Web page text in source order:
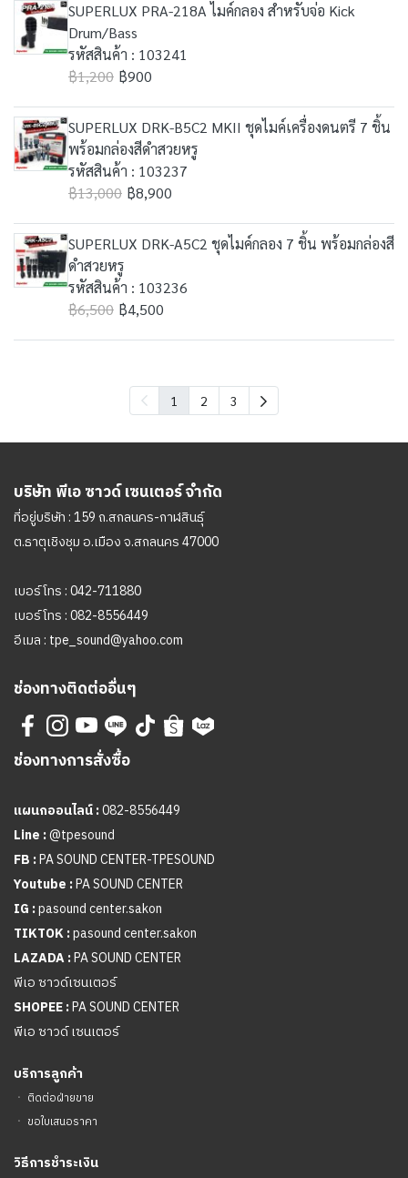
SUPERLUX PRA-218A ไมค์กลอง สำหรับจ่อ Kick
Drum/Bass
รหัสสินค้า : 103241
฿1,200 ฿900
SUPERLUX DRK-B5C2 MKII ชุดไมค์เครื่องดนตรี 7 ชิ้น
พร้อมกล่องสีดำสวยหรู
รหัสสินค้า : 103237
฿13,000 ฿8,900
SUPERLUX DRK-A5C2 ชุดไมค์กลอง 7 ชิ้น พร้อมกล่องสี
ดำสวยหรู
รหัสสินค้า : 103236
฿6,500 ฿4,500
1 2 3
บริษัท พีเอ ซาวด์ เซนเตอร์ จำกัด
ที่อยู่บริษัท : 159 ถ.สกลนคร-กาฬสินธุ์
ต.ธาตุเชิงชุม อ.เมือง จ.สกลนคร 47000
เบอร์โทร :042-711880
เบอร์โทร :082-8556449
อีเมล : tpe_sound@yahoo.com
ช่องทางติดต่ออื่นๆ
ช่องทางการสั่งซื้อ
แผนกออนไลน์ :082-8556449
Line :@tpesound
FB :PA SOUND CENTER-TPESOUND
Youtube :PA SOUND CENTER
IG :pasound center.sakon
TIKTOK :pasound center.sakon
LAZADA :PA SOUND CENTER
พีเอ ซาวด์เซนเตอร์
SHOPEE :PA SOUND CENTER
พีเอ ซาวด์ เซนเตอร์
บริการลูกค้า
ㆍ ติดต่อฝ่ายขาย
ㆍ ขอใบเสนอราคา
วิธีการชำระเงิน